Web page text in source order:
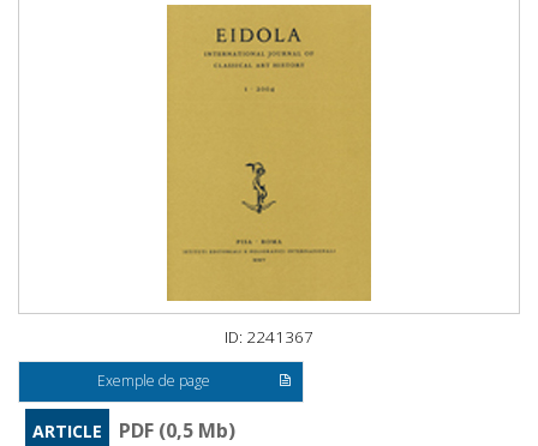
ID: 2241367
Exemple de page
ARTICLE
PDF (0,5 Mb)